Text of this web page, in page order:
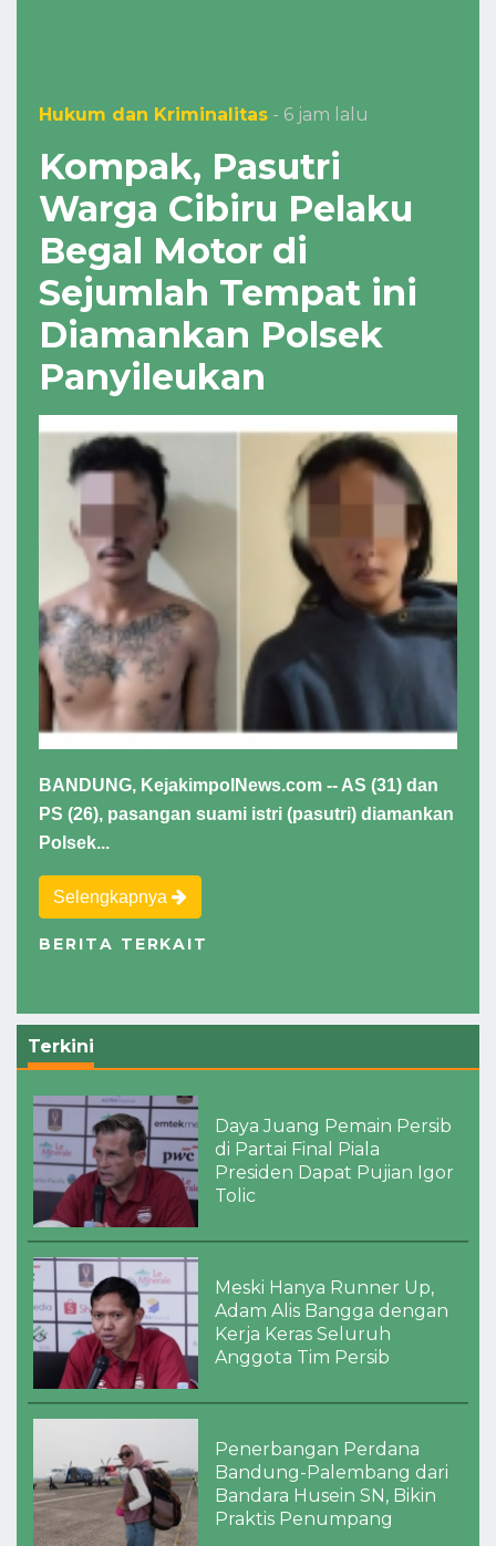
Hukum dan Kriminalitas - 6 jam lalu
Kompak, Pasutri
Warga Cibiru Pelaku
Begal Motor di
Sejumlah Tempat ini
Diamankan Polsek
Panyileukan
BANDUNG, KejakimpolNews.com -- AS (31) dan
PS (26), pasangan suami istri (pasutri) diamankan
Polsek...
Selengkapnya
BERITA TERKAIT
Terkini
Daya Juang Pemain Persib
di Partai Final Piala
Presiden Dapat Pujian Igor
Tolic
Meski Hanya Runner Up,
Adam Alis Bangga dengan
Kerja Keras Seluruh
Anggota Tim Persib
Penerbangan Perdana
Bandung-Palembang dari
Bandara Husein SN, Bikin
Praktis Penumpang